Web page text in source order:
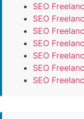
SEO
SEO
SEO
SEO
SEO
SEO
SEO